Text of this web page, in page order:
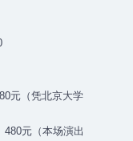
元（凭北京大学
480元（本场演出